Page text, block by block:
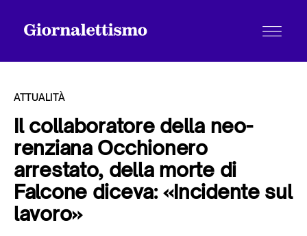
Tutti gli articoli
Chi siamo
ATTUALITÀ
Il collaboratore della neo-
renziana Occhionero
arrestato, della morte di
Falcone diceva: «Incidente sul
lavoro»